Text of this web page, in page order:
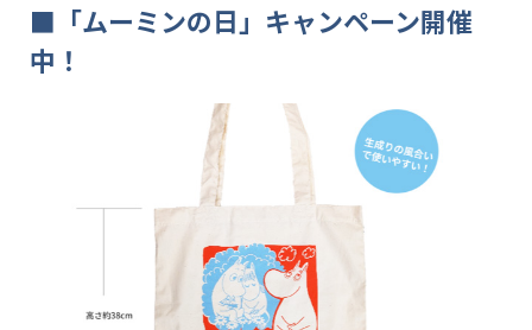
■「ムーミンの日」キャンペーン開催
中！